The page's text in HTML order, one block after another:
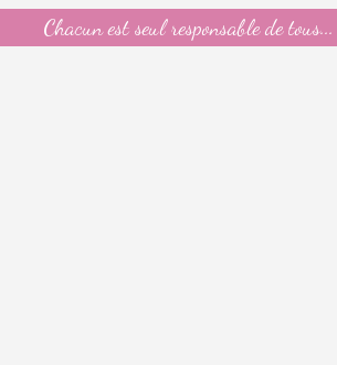
Chacun est seul responsable de tous...